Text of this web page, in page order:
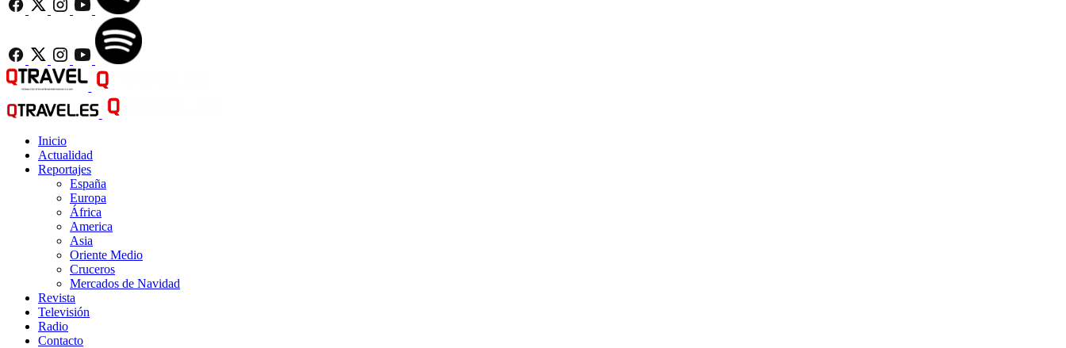
Inicio
Actualidad
Reportajes
España
Europa
África
America
Asia
Oriente Medio
Cruceros
Mercados de Navidad
Revista
Televisión
Radio
Contacto